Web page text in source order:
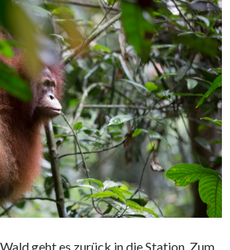
geht es zurück in die Station. Zum